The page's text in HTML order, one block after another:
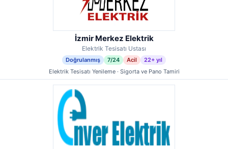
İzmir Merkez Elektrik
Elektrik Tesisatı Ustası
Doğrulanmış 7/24 Acil
22+ yıl
Elektrik Tesisatı Yenileme · Sigorta ve Pano Tamiri